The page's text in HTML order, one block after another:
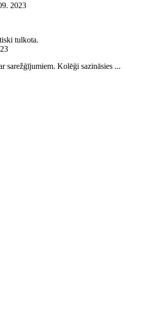
2023
tulkota.
sarežģījumiem. Kolēģi sazināsies ...